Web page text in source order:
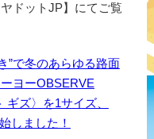
ドットJP】にてご覧
”で冬のあらゆる路面
ヨーOBSERVE
ズ〉を1サイズ、
しました！